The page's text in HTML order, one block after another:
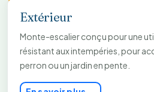
Extérieur
Monte-escalier conçu pour une
résistant aux intempéries, pour
perron ou un jardin en pente.